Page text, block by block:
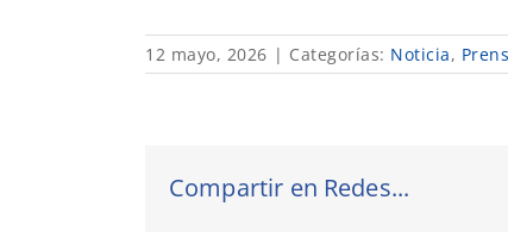
12 mayo, 2026 | Categorías: Noticia,
Compartir en Redes...